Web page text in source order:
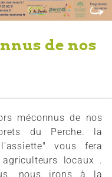
de nos
méconnus de nos
du Perche. la
vous fera
locaux .
nous irons à la